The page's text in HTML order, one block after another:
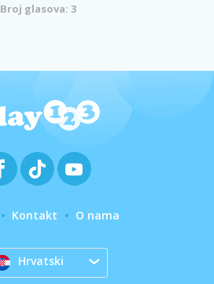
Broj glasova: 3
Kontakt O nama
Hrvatski